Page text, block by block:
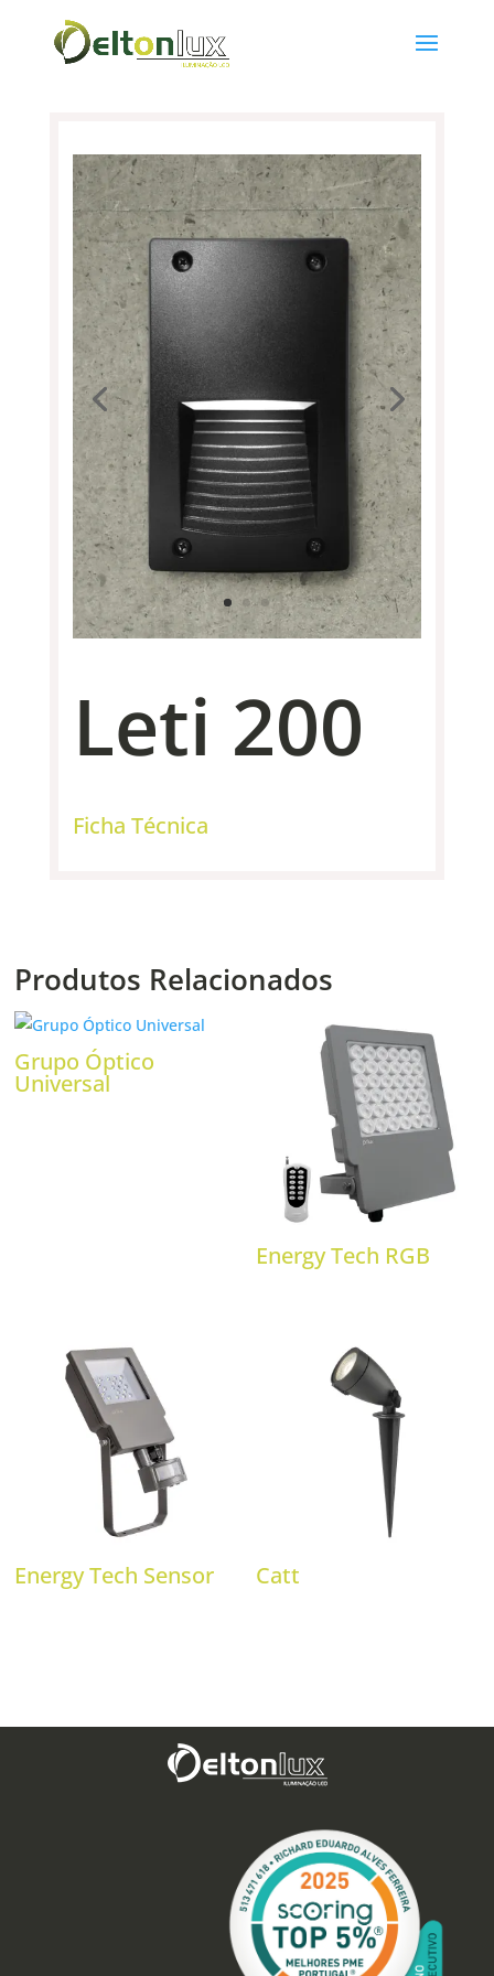
Leti 200
Ficha Técnica
Produtos Relacionados
Grupo Óptico
Universal
Energy Tech RGB
Energy Tech Sensor Catt